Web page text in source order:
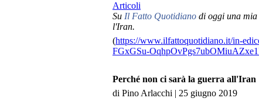
Articoli
Su Il Fatto Quotidiano di oggi una mia
l'Iran.
(https://www.ilfattoquotidiano.it/in-
FGxGSu-
Perché non ci sarà la guerra all'Iran
di Pino Arlacchi | 25 giugno 2019